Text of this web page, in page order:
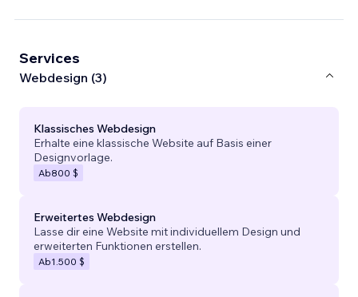
Services
Webdesign (3)
Klassisches Webdesign
Erhalte eine klassische Website auf Basis einer
Designvorlage.
Ab800 $
Erweitertes Webdesign
Lasse dir eine Website mit individuellem Design und
erweiterten Funktionen erstellen.
Ab1.500 $